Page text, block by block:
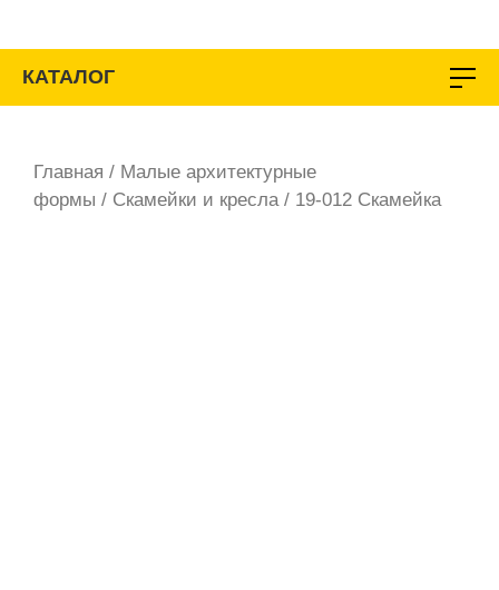
содержимому
КАТАЛОГ
Главная / Малые архитектурные
формы / Скамейки и кресла/ 19-012 Скамейка